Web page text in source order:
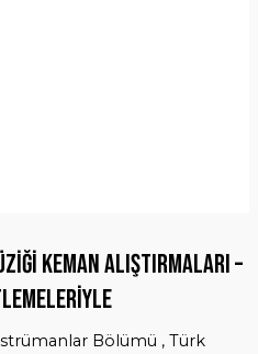
Keman Alıştırmaları –
Bölümü , Türk